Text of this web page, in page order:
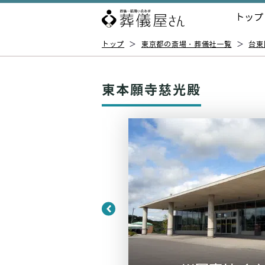
トップ
トップ ＞ 東京都の斎場・葬儀社一覧 ＞ 台
東本願寺慈光殿